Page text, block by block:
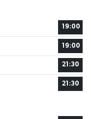
19:00
19:00
21:30
21:30